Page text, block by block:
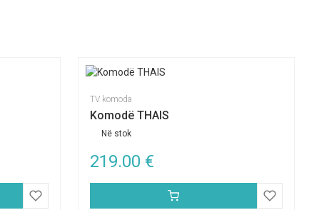
TV komoda
Komodë THAIS
Në stok
219.00 €